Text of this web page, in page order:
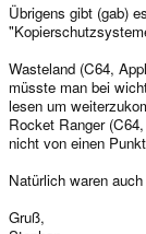
Übrigens gibt (gab)
Wasteland (C64,
müsste man bei
lesen um
Rocket Ranger
nicht von einen
Natürlich waren
Gruß,